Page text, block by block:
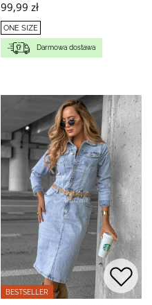
99,99 zł
ONE SIZE
Darmowa dostawa
BESTSELLER